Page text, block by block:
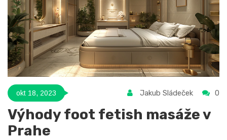
okt 18, 2023 Jakub Sládeček 0
Výhody foot fetish masáže v
Prahe